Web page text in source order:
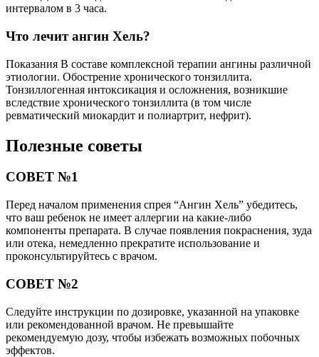
интервалом в 3 часа.
Что лечит ангин Хель?
Показания В составе комплексной терапии ангины различной
этиологии. Обострение хронического тонзиллита.
Тонзиллогенная интоксикация и осложнения, возникшие
вследствие хронического тонзиллита (в том числе
ревматический миокардит и полиартрит, нефрит).
Полезные советы
СОВЕТ №1
Перед началом применения спрея “Ангин Хель” убедитесь,
что ваш ребенок не имеет аллергии на какие-либо
компоненты препарата. В случае появления покраснения, зуда
или отека, немедленно прекратите использование и
проконсультируйтесь с врачом.
СОВЕТ №2
Следуйте инструкции по дозировке, указанной на упаковке
или рекомендованной врачом. Не превышайте
рекомендуемую дозу, чтобы избежать возможных побочных
эффектов.